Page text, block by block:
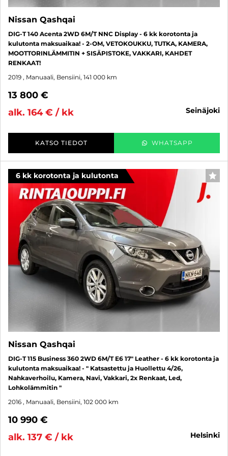
Nissan Qashqai
DIG-T 140 Acenta 2WD 6M/T NNC Display - 6 kk korotonta ja
kulutonta maksuaikaa! - 2-OM, VETOKOUKKU, TUTKA, KAMERA,
MOOTTORINLÄMMITIN + SISÄPISTOKE, VAKKARI, KAHDET
RENKAAT!
2019 , Manuaali, Bensiini, 141 000 km
13 800 €
alk. 164 € / kk
seinäjoki
KATSO TIEDOT WHATSAPP
6 kk korotonta ja kulutonta
Nissan Qashqai
DIG-T 115 Business 360 2WD 6M/T E6 17" Leather - 6 kk korotonta ja
kulutonta maksuaikaa! - " Katsastettu ja Huollettu 4/26,
Nahkaverhoilu, Kamera, Navi, Vakkari, 2x Renkaat, Led,
Lohkolämmitin "
2016 , Manuaali, Bensiini, 102 000 km
10 990 €
alk. 137 € / kk
helsinki